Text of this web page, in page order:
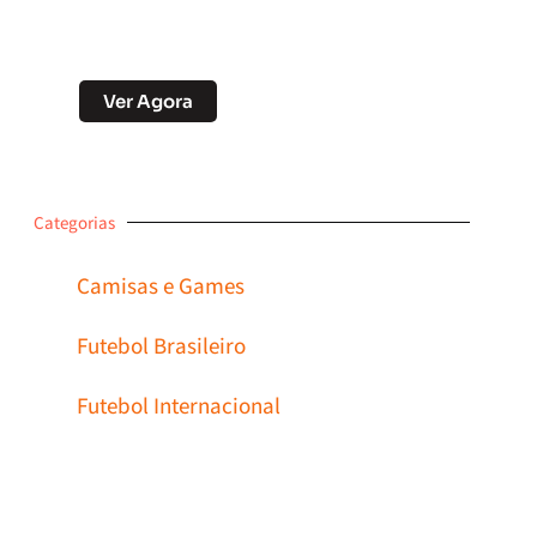
Ver Agora
Categorias
Camisas e Games
Futebol Brasileiro
Futebol Internacional